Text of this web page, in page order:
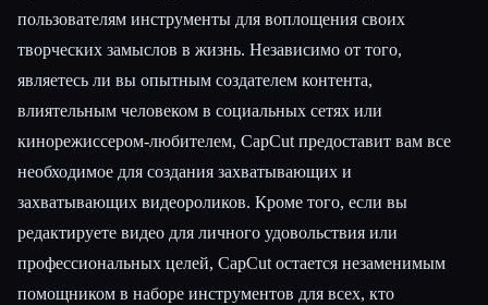
пользователям инструменты для воплощения своих
творческих замыслов в жизнь. Независимо от того,
являетесь ли вы опытным создателем контента,
влиятельным человеком в социальных сетях или
кинорежиссером-любителем, CapCut предоставит вам все
необходимое для создания захватывающих и
захватывающих видеороликов. Кроме того, если вы
редактируете видео для личного удовольствия или
профессиональных целей, CapCut остается незаменимым
помощником в наборе инструментов для всех, кто